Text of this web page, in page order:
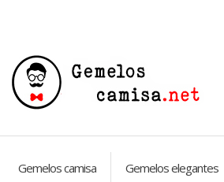
Gemelos camisa Gemelos elegantes